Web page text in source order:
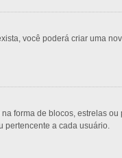
você poderá criar uma
forma de blocos, estrelas ou
pertencente a cada usuário.